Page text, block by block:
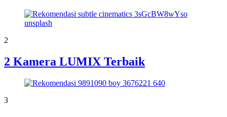
2
2 Kamera LUMIX Terbaik
3